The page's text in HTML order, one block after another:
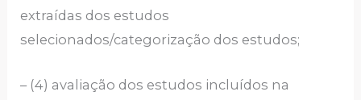
extraídas dos estudos
selecionados/categorização dos estudos;
– (4) avaliação dos estudos incluídos na